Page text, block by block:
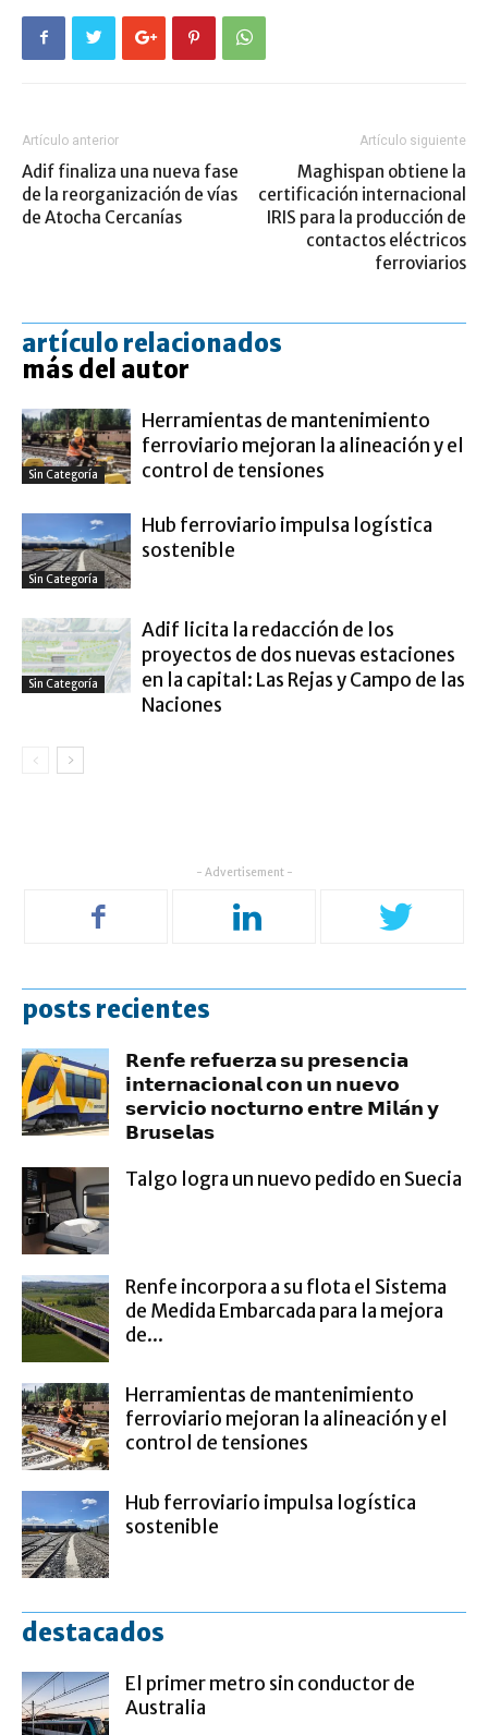
Artículo anterior
Adif finaliza una nueva fase
de la reorganización de vías
de Atocha Cercanías
Artículo siguiente
Maghispan obtiene la
certificación internacional
IRIS para la producción de
contactos eléctricos
ferroviarios
artículo relacionados
más del autor
Sin Categoría
Herramientas de mantenimiento
ferroviario mejoran la alineación y el
control de tensiones
Sin Categoría
Hub ferroviario impulsa logística
sostenible
Sin Categoría
Adif licita la redacción de los
proyectos de dos nuevas estaciones
en la capital: Las Rejas y Campo de las
Naciones
- Advertisement -
posts recientes
𝗥𝗲𝗻𝗳𝗲 𝗿𝗲𝗳𝘂𝗲𝗿𝘇𝗮 𝘀𝘂 𝗽𝗿𝗲𝘀𝗲𝗻𝗰𝗶𝗮
𝗶𝗻𝘁𝗲𝗿𝗻𝗮𝗰𝗶𝗼𝗻𝗮𝗹 𝗰𝗼𝗻 𝘂𝗻 𝗻𝘂𝗲𝘃𝗼
𝘀𝗲𝗿𝘃𝗶𝗰𝗶𝗼 𝗻𝗼𝗰𝘁𝘂𝗿𝗻𝗼 𝗲𝗻𝘁𝗿𝗲 𝗠𝗶𝗹𝗮́𝗻 𝘆
𝗕𝗿𝘂𝘀𝗲𝗹𝗮𝘀
Talgo logra un nuevo pedido en Suecia
Renfe incorpora a su flota el Sistema
de Medida Embarcada para la mejora
de...
Herramientas de mantenimiento
ferroviario mejoran la alineación y el
control de tensiones
Hub ferroviario impulsa logística
sostenible
destacados
El primer metro sin conductor de
Australia